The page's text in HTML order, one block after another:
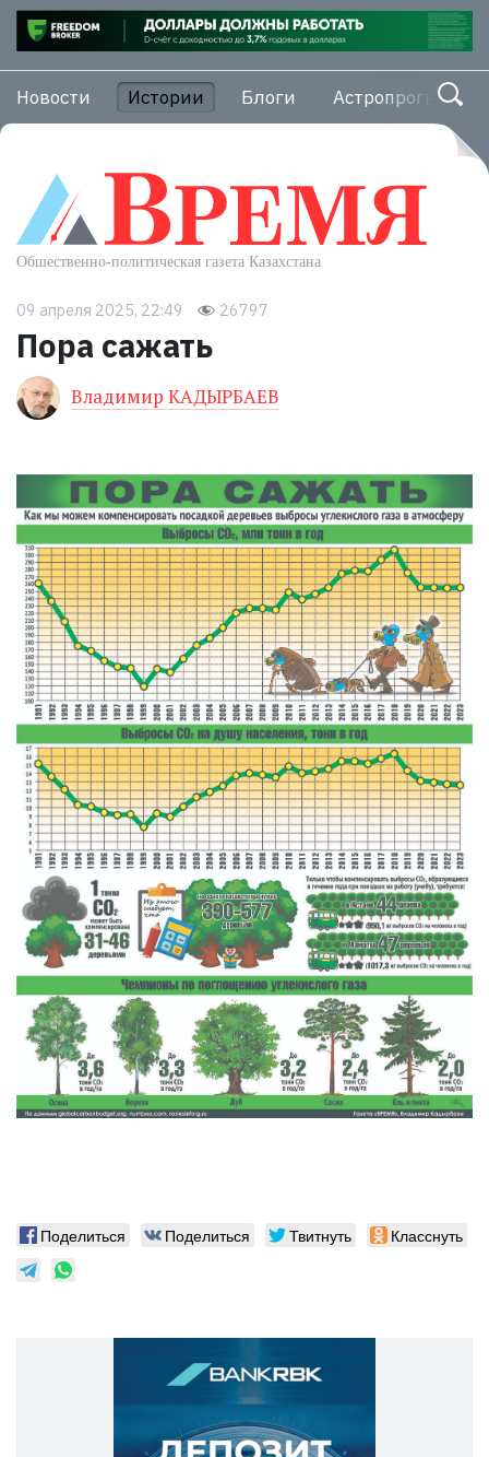
Новости Истории Блоги Астропрогноз
09 апреля 2025, 22:49 26797
Пора сажать
Владимир КАДЫРБАЕВ
Поделиться Поделиться Твитнуть Класснуть